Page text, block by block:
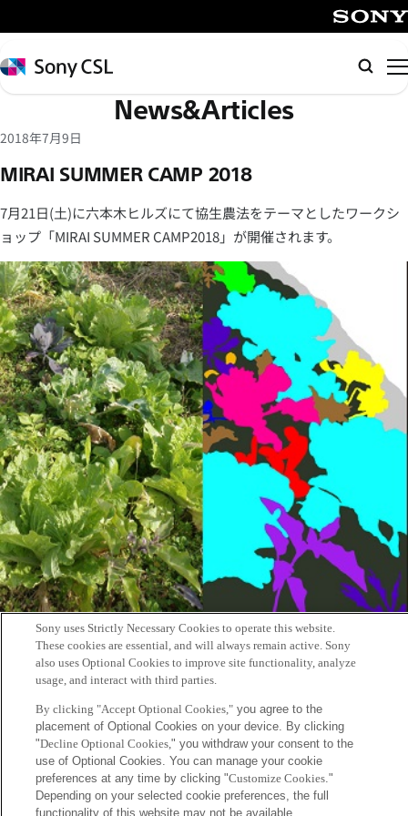
イ
ン
コ
テ
ツ
ス
キ
ッ
プ
Sony
CSL
検
索
News&Articles
2018年7月9日
MIRAI SUMMER CAMP 2018
7月21日(土)に六本木ヒルズにて協生農法をテーマとしたワークシ
ョップ「MIRAI SUMMER CAMP2018」が開催されます。
MIRAI SUMMER CAMP2018
日時：7月21日(土)
12:00~14:00
15:00~17:00
会場：六本木ヒルズ 森タワー14F会場
参加費：無料
推奨年齢：小学校5年～中学3年生
定員： 各回20人
Sony uses Strictly Necessary Cookies to operate this website.
These cookies are essential, and will always remain active. Sony
also uses Optional Cookies to improve site functionality, analyze
usage, and interact with third parties.
By clicking "Accept Optional Cookies,"you agree to the
placement of Optional Cookies on your device. By clicking
"Decline Optional Cookies," you withdraw your consent to the
use of Optional Cookies. You can manage your cookie
preferences at any time by clicking "Customize Cookies."
Depending on your selected cookie preferences, the full
functionality of this website may not be available.